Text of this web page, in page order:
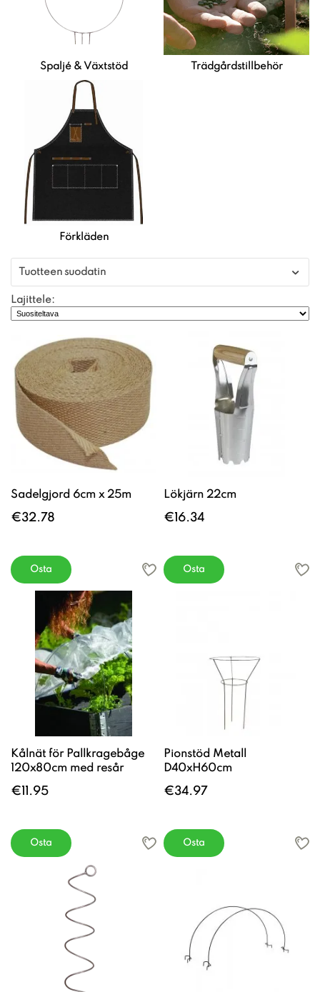
Spaljé & Växtstöd Trädgårdstillbehör
Förkläden
Tuotteen suodatin
Lajittele:
Sadelgjord 6cm x 25m
€32.78
Osta
Lökjärn 22cm
€16.34
Osta
Kålnät för Pallkragebåge
120x80cm med resår
€11.95
Osta
Pionstöd Metall
D40xH60cm
€34.97
Osta